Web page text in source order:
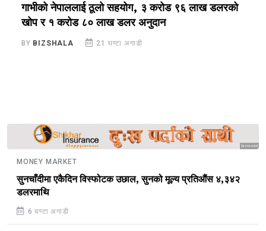
गाभीको नेपाललाई ठूलो सहयोग, ३ करोड ९६ लाख डलरको
खोप र १ करोड ८० लाख डलर अनुदान
BY BIZSHALA 21 घण्टा अगाडी
Sponsored
MONEY MARKET
सुनचाँदीमा एकैदिन विस्फोटक उछाल, सुनको मूल्य प्रतिऔंस ४,३४२
डलरमाथि
6 घण्टा अगाडी